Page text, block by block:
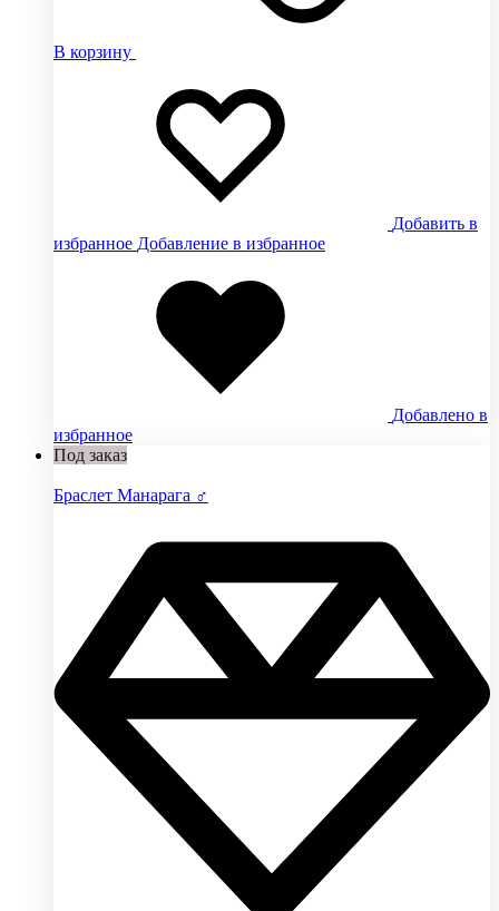
В корзину
Добавить в
избранное Добавление в избранное
Добавлено в
избранное
Под заказ
Браслет Манарага ♂